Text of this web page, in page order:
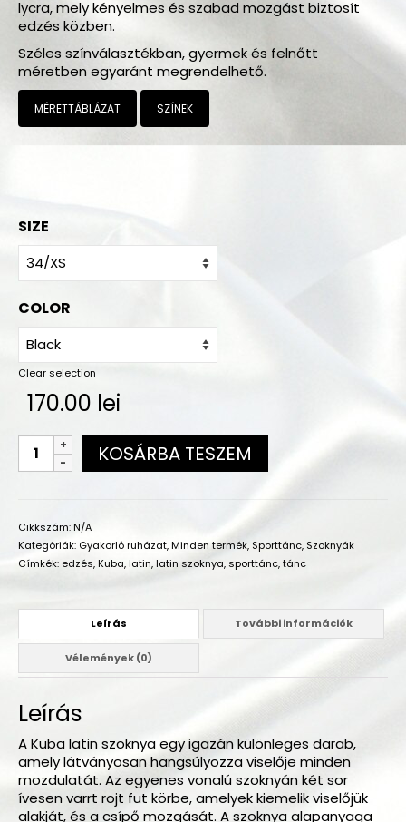
Megrendelés
A vásárlás menete
Mérettáblázat
Színminták
Kapcsolat
lycra, mely kényelmes és szabad mozgást biztosít
edzés közben.
Széles színválasztékban, gyermek és felnőtt
méretben egyaránt megrendelhető.
MÉRETTÁBLÁZAT SZÍNEK
SIZE
COLOR
Clear selection
170.00 lei
KOSÁRBA TESZEM
Cikkszám:N/A
Kategóriák: Gyakorló ruházat,Minden termék, Sporttánc, Szoknyák
Címkék: edzés,Kuba,latin,latin szoknya, sporttánc,tánc
Leírás További információk
Vélemények (0)
Leírás
A Kuba latin szoknya egy igazán különleges darab,
amely látványosan hangsúlyozza viselője minden
mozdulatát. Az egyenes vonalú szoknyán két sor
ívesen varrt rojt fut körbe, amelyek kiemelik viselőjük
alakját, és a csípő mozgását. A szoknya alapanyaga